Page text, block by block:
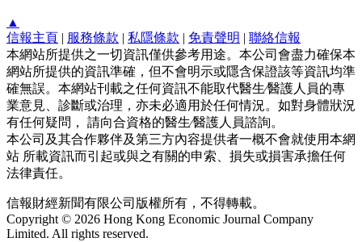
▲
信報主頁 | 服務條款 | 私隱條款 | 免責聲明 | 聯絡信報
本網站所提供之一切資訊僅供參考用途。本公司會盡力確保本
網站所提供的資訊準確，但不會明示或隱含保證該等資訊均準
確無誤。本網站刊載之任何資訊不能取代醫生∕醫護人員的專
業意見、診斷或治理，亦未必適用於任何情況。如對身體狀況
有任何疑問， 請向合資格的醫生∕醫護人員諮詢。
本公司及其合作夥伴及第三方內容提供者一概不會就使用本網
站 所載資訊而引起或與之有關的申索、損失或損害承擔任何
法律責任。
信報財經新聞有限公司版權所有，不得轉載。
Copyright © 2026 Hong Kong Economic Journal Company
Limited. All rights reserved.